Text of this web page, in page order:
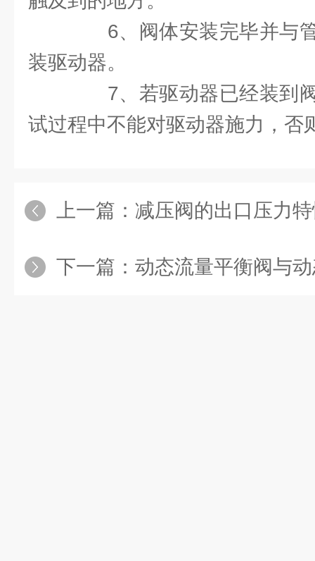
6、阀体安装完毕并与管
装驱动器。
7、若驱动器已经装到阀
试过程中不能对驱动器施力，否
上一篇： 减压阀的出口压力
下一篇： 动态流量平衡阀与